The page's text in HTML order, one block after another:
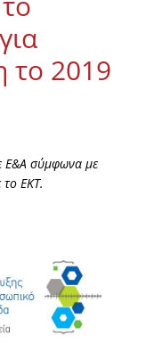
το 2019
Ε&Α σύμφωνα με
το ΕΚΤ.